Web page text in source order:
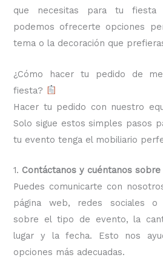
que necesitas para tu fiesta
podemos ofrecerte opciones
tema o la decoración que
¿Cómo hacer tu pedido de
fiesta?
Hacer tu pedido con nuestro
Solo sigue estos simples pasos
tu evento tenga el mobiliario
1. Contáctanos y cuéntanos
Puedes comunicarte con
página web, redes sociales o
sobre el tipo de evento, la
lugar y la fecha. Esto nos
opciones más adecuadas.